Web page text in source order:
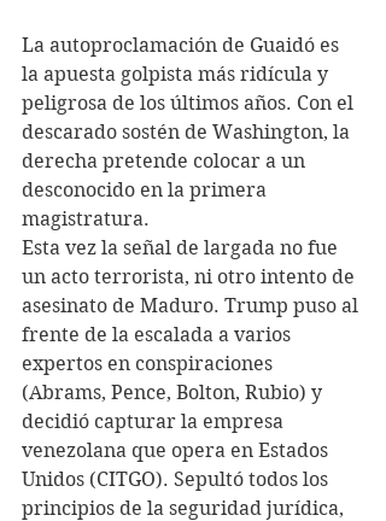
La autoproclamación de Guaidó es
la apuesta golpista más ridícula y
peligrosa de los últimos años. Con el
descarado sostén de Washington, la
derecha pretende colocar a un
desconocido en la primera
magistratura.
Esta vez la señal de largada no fue
un acto terrorista, ni otro intento de
asesinato de Maduro. Trump puso al
frente de la escalada a varios
expertos en conspiraciones
(Abrams, Pence, Bolton, Rubio) y
decidió capturar la empresa
venezolana que opera en Estados
Unidos (CITGO). Sepultó todos los
principios de la seguridad jurídica,